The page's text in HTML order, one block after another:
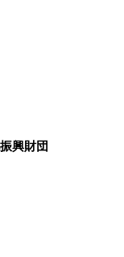
興財団